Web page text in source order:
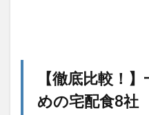
【徹底比較！
めの宅配食8社